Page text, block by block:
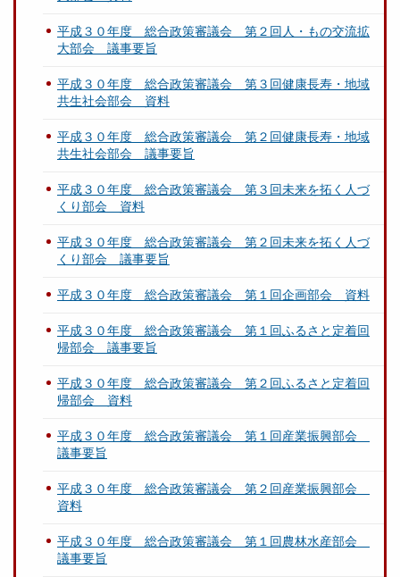
平成３０年度 総合政策審議会 第２回人・もの交流拡
大部会 議事要旨
平成３０年度 総合政策審議会 第３回健康長寿・地域
共生社会部会 資料
平成３０年度 総合政策審議会 第２回健康長寿・地域
共生社会部会 議事要旨
平成３０年度 総合政策審議会 第３回未来を拓く人づ
くり部会 資料
平成３０年度 総合政策審議会 第２回未来を拓く人づ
くり部会 議事要旨
平成３０年度 総合政策審議会 第１回企画部会 資料
平成３０年度 総合政策審議会 第１回ふるさと定着回
帰部会 議事要旨
平成３０年度 総合政策審議会 第２回ふるさと定着回
帰部会 資料
平成３０年度 総合政策審議会 第１回産業振興部会
議事要旨
平成３０年度 総合政策審議会 第２回産業振興部会
資料
平成３０年度 総合政策審議会 第１回農林水産部会
議事要旨